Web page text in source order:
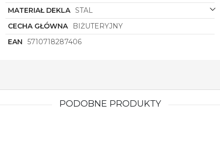
MATERIAŁ DEKLA STAL
CECHA GŁÓWNA
BIŻUTERYJNY
EAN
5710718287406
PODOBNE PRODUKTY